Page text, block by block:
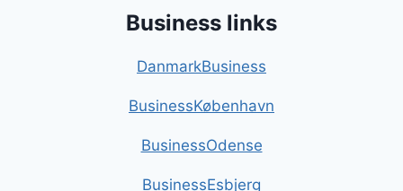
Business links
DanmarkBusiness
BusinessKøbenhavn
BusinessOdense
BusinessEsbjerg